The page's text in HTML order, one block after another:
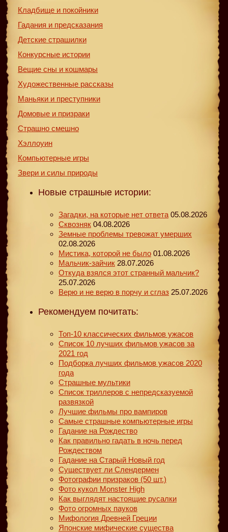
Кладбище и покойники
Гадания и предсказания
Детские страшилки
Конкурсные истории
Вещие сны и кошмары
Художественные рассказы
Маньяки и преступники
Домовые и призраки
Страшно смешно
Хэллоуин
Компьютерные игры
Звери и силы природы
Новые страшные истории:
Загадки, на которые нет ответа 05.08.2026
Сквозняк 04.08.2026
Земные проблемы тревожат умерших
02.08.2026
Мистика, которой не было 01.08.2026
Мальчик-зайчик 28.07.2026
Откуда взялся этот странный мальчик?
25.07.2026
Верю и не верю в порчу и сглаз 25.07.2026
Рекомендуем почитать:
Топ-10 классических фильмов ужасов
Список 10 лучших фильмов ужасов за
2021 год
Подборка лучших фильмов ужасов 2020
года
Страшные мультики
Список триллеров с непредсказуемой
развязкой
Лучшие фильмы про вампиров
Самые страшные компьютерные игры
Гадание на Рождество
Как правильно гадать в ночь перед
Рождеством
Гадание на Старый Новый год
Существует ли Слендермен
Фотографии призраков (50 шт.)
Фото кукол Monster High
Как выглядят настоящие русалки
Фото огромных пауков
Мифология Древней Греции
Японские мифические существа